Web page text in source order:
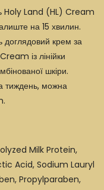
Holy Land (HL) Cream
на 15 хвилин.
крем за
із лінійки
шкіри.
тиждень, можна
Milk Protein,
Acid, Sodium Lauryl
Propylparaben,